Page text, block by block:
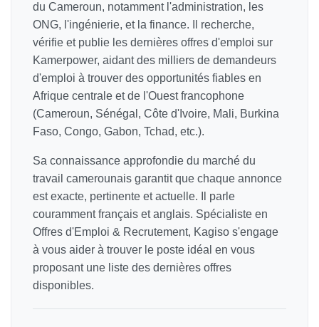
du Cameroun, notamment l'administration, les
ONG, l'ingénierie, et la finance. Il recherche,
vérifie et publie les dernières offres d'emploi sur
Kamerpower, aidant des milliers de demandeurs
d'emploi à trouver des opportunités fiables en
Afrique centrale et de l'Ouest francophone
(Cameroun, Sénégal, Côte d'Ivoire, Mali, Burkina
Faso, Congo, Gabon, Tchad, etc.).
Sa connaissance approfondie du marché du
travail camerounais garantit que chaque annonce
est exacte, pertinente et actuelle. Il parle
couramment français et anglais. Spécialiste en
Offres d'Emploi & Recrutement, Kagiso s'engage
à vous aider à trouver le poste idéal en vous
proposant une liste des dernières offres
disponibles.